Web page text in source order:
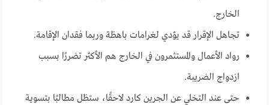
الخارج.
تجاهل الإقرار قد يؤدي لغرامات باهظة وربما فقدان الإقامة.
رواد الأعمال والمستثمرون في الخارج هم الأكثر تضررًا بسبب
ازدواج الضريبة.
حتى عند التخلي عن الجرين كارد لاحقًا، ستظل مطالبًا بتسوية